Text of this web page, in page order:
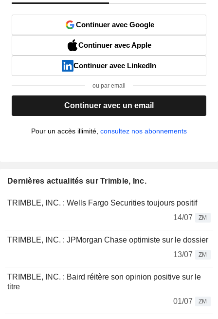
Continuer avec Google
Continuer avec Apple
Continuer avec LinkedIn
ou par email
Continuer avec un email
Pour un accès illimité, consultez nos abonnements
Dernières actualités sur Trimble, Inc.
TRIMBLE, INC. : Wells Fargo Securities toujours positif
14/07
ZM
TRIMBLE, INC. : JPMorgan Chase optimiste sur le dossier
13/07
ZM
TRIMBLE, INC. : Baird réitère son opinion positive sur le
titre
01/07
ZM